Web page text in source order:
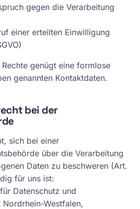
gegen die Verarbeitung
einer erteilten Einwilligung
genügt eine formlose
genannten Kontaktdaten.
bei der
sich bei einer
über die Verarbeitung
Daten zu beschweren (Art.
für uns ist:
Datenschutz und
Westfalen,